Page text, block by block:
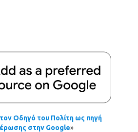
Οδηγό του Πολίτη ως πηγή
στην Google»